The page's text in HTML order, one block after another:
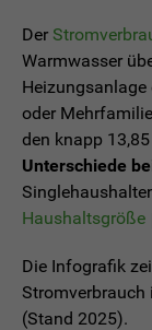
Der
Warmwasser
oder
den knapp
Unterschiede
Haushaltsgröße
Die Infografik
Stromverbrauch
(Stand 2025).